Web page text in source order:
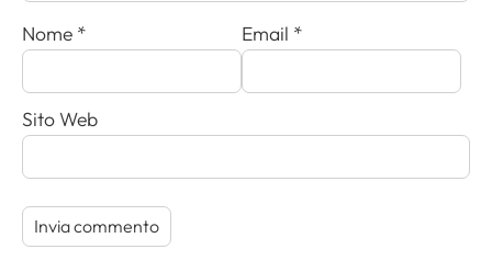
Nome * Email *
Sito Web